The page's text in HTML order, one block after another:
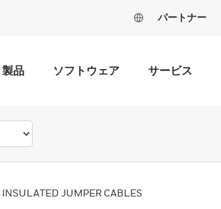
パートナー
製品 ソフトウェア サービス
JUMPER CABLES